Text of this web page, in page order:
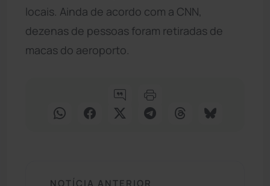
locais. Ainda de acordo com a CNN,
dezenas de pessoas foram retiradas de
macas do aeroporto.
NOTÍCIA ANTERIOR